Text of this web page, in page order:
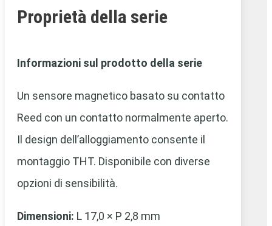
Proprietà della serie
Informazioni sul prodotto della serie
Un sensore magnetico basato su contatto
Reed con un contatto normalmente aperto.
Il design dell’alloggiamento consente il
montaggio THT. Disponibile con diverse
opzioni di sensibilità.
Dimensioni: L 17,0 × P 2,8 mm